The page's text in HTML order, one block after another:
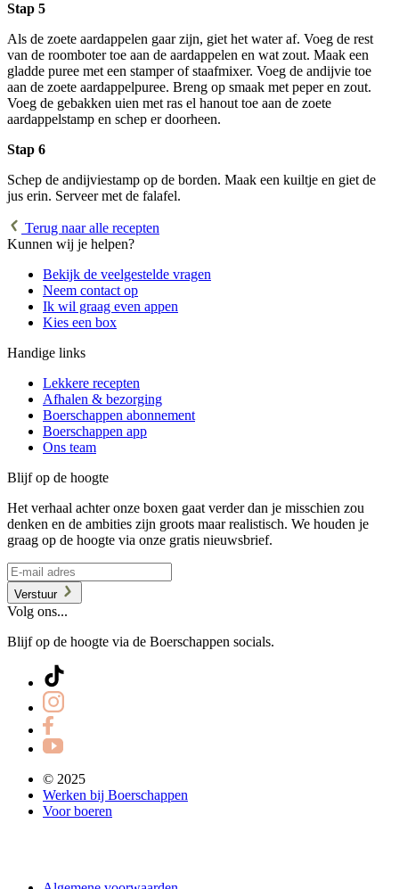
Stap 5
Als de zoete aardappelen gaar zijn, giet het water af. Voeg de rest
van de roomboter toe aan de aardappelen en wat zout. Maak een
gladde puree met een stamper of staafmixer. Voeg de andijvie toe
aan de zoete aardappelpuree. Breng op smaak met peper en zout.
Voeg de gebakken uien met ras el hanout toe aan de zoete
aardappelstamp en schep er doorheen.
Stap 6
Schep de andijviestamp op de borden. Maak een kuiltje en giet de
jus erin. Serveer met de falafel.
Terug naar alle recepten
Kunnen wij je helpen?
Bekijk de veelgestelde vragen
Neem contact op
Ik wil graag even appen
Kies een box
Handige links
Lekkere recepten
Afhalen & bezorging
Boerschappen abonnement
Boerschappen app
Ons team
Blijf op de hoogte
Het verhaal achter onze boxen gaat verder dan je misschien zou
denken en de ambities zijn groots maar realistisch. We houden je
graag op de hoogte via onze gratis nieuwsbrief.
Verstuur
Volg ons...
Blijf op de hoogte via de Boerschappen socials.
© 2025
Werken bij Boerschappen
Voor boeren